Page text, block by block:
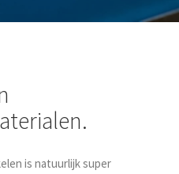
is natuurlijk super